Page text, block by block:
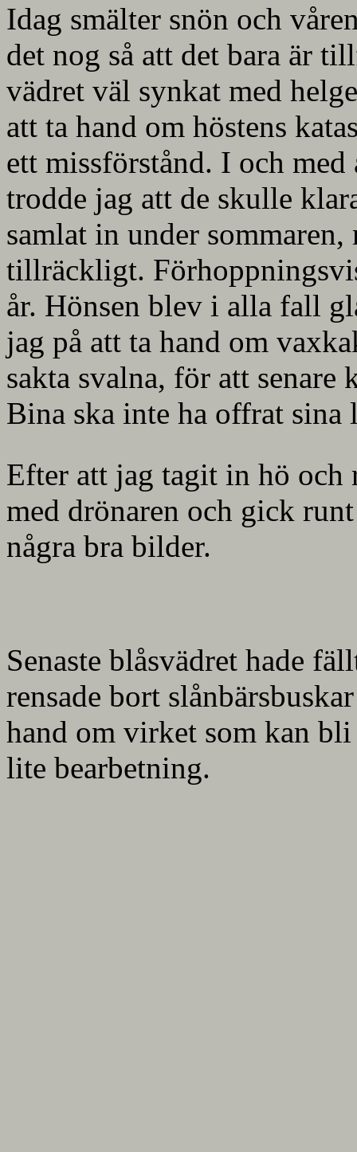
Idag smälter snön och
det nog så att det bara är
vädret väl synkat med
att ta hand om höstens
ett missförstånd. I och
trodde jag att de skulle
samlat in under
tillräckligt.
år. Hönsen blev i alla fall
jag på att ta hand om
sakta svalna, för att
Bina ska inte ha offrat
Efter att jag tagit in hö och
med drönaren och gick
några bra bilder.
Senaste blåsvädret hade
rensade bort
hand om virket som kan bli
lite bearbetning.